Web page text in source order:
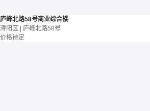
庐峰北路58号商业综合楼
浔阳区 | 庐峰北路58号
价格待定